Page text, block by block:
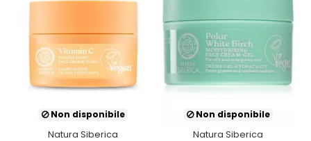
Non disponibile
Natura Siberica
Non disponibile
Natura Siberica